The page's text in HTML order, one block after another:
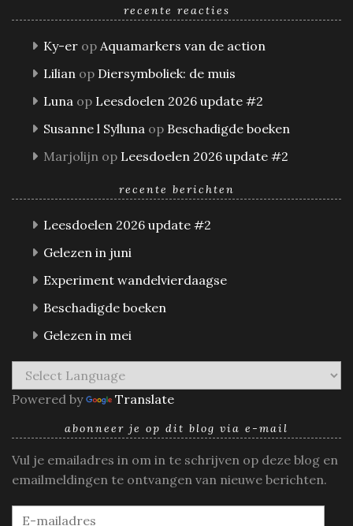
recente reacties
Ky-er op Aquamarkers van de action
Lilian op Diersymboliek: de muis
Luna op Leesdoelen 2026 update #2
Susanne l Sylluna op Beschadigde boeken
Marjolijn op Leesdoelen 2026 update #2
recente berichten
Leesdoelen 2026 update #2
Gelezen in juni
Experiment wandelvierdaagse
Beschadigde boeken
Gelezen in mei
Powered by Translate
abonneer je op dit blog via e-mail
Vul je emailadres in om in te schrijven op deze blog en
emailmeldingen te ontvangen van nieuwe berichten.
E-